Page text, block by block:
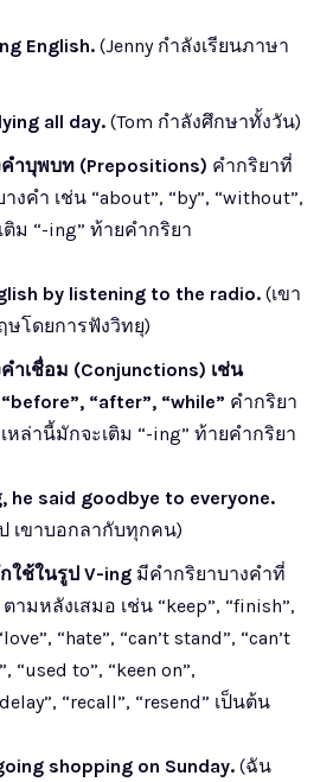
English. (Jenny กำลังเรียนภาษา
all day. (Tom กำลังศึกษาทั้งวัน)
ำบุพบท (Prepositions) คำกริยาที่
คำ เช่น “about”, “by”, “without”,
ติม “-ing” ท้ายคำกริยา
by listening to the radio. (เขา
ษโดยการฟังวิทยุ)
ำเชื่อม (Conjunctions) เช่น
“after”, “while” คำกริยา
ล่านี้มักจะเติม “-ing” ท้ายคำกริยา
he said goodbye to everyone.
เขาบอกลากับทุกคน)
ใช้ในรูป V-ing มีคำกริยาบางคำที่
ามหลังเสมอ เช่น “keep”, “finish”,
“hate”, “can’t stand”, “can’t
“used to”, “keen on”,
“recall”, “resend” เป็นต้น
shopping on Sunday. (ฉัน